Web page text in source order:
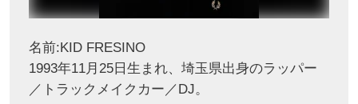
名前:KID FRESINO
1993年11月25日生まれ、埼玉県出身のラッパー
／トラックメイクカー／DJ。